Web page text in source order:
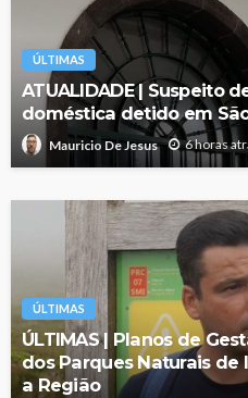
ÚLTIMAS
ATUALIDADE | Suspeito
doméstica detido em
Mauricio De Jesus 6 horas
ÚLTIMAS
ÚLTIMAS | Planos de
dos Parques Naturais
a Região